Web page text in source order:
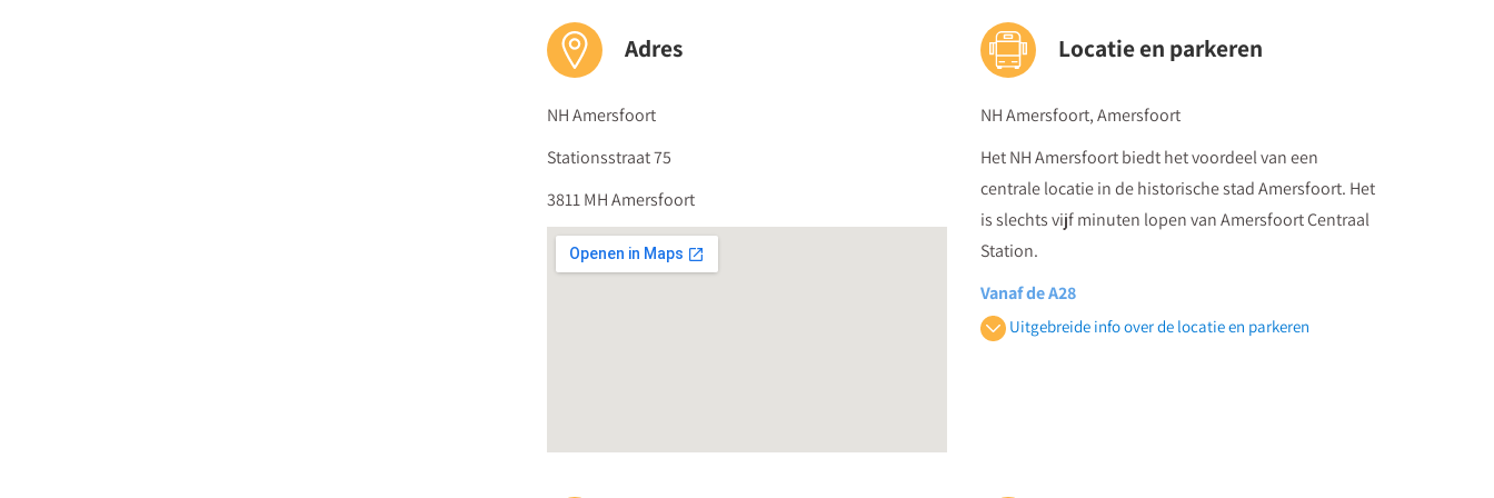
Adres
NH Amersfoort
Stationsstraat 75
3811 MH Amersfoort
Locatie en parkeren
NH Amersfoort, Amersfoort
Het NH Amersfoort biedt het voordeel van een
centrale locatie in de historische stad Amersfoort. Het
is slechts vijf minuten lopen van Amersfoort Centraal
Station.
Vanaf de A28
Neem de snelweg A28/E30. Neem afslag 5-Maarn om
Uitgebreide info over de locatie en parkeren